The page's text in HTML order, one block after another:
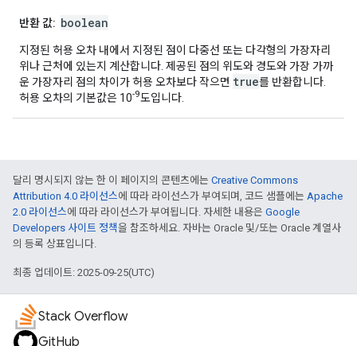
반환 값: boolean
지정된 허용 오차 내에서 지정된 점이 다중선 또는 다각형의 가장자리
위나 근처에 있는지 계산합니다. 제공된 점의 위도와 경도와 가장 가까
운 가장자리 점의 차이가 허용 오차보다 작으면 true를 반환합니다.
허용 오차의 기본값은 10-9도입니다.
달리 명시되지 않는 한 이 페이지의 콘텐츠에는 Creative Commons
Attribution 4.0 라이선스에 따라 라이선스가 부여되며, 코드 샘플에는 Apache
2.0 라이선스에 따라 라이선스가 부여됩니다. 자세한 내용은 Google
Developers 사이트 정책을 참조하세요. 자바는 Oracle 및/또는 Oracle 계열사
의 등록 상표입니다.
최종 업데이트: 2025-09-25(UTC)
Stack Overflow
GitHub